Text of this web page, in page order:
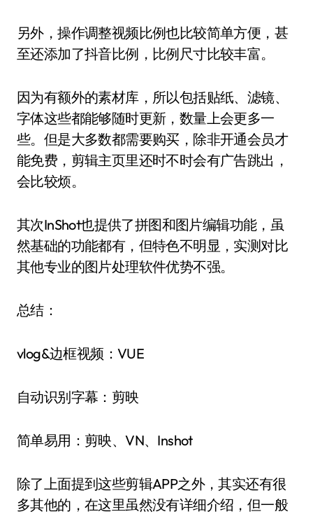
另外，操作调整视频比例也比较简单方便，甚
至还添加了抖音比例，比例尺寸比较丰富。
因为有额外的素材库，所以包括贴纸、滤镜、
字体这些都能够随时更新，数量上会更多一
些。但是大多数都需要购买，除非开通会员才
能免费，剪辑主页里还时不时会有广告跳出，
会比较烦。
其次InShot也提供了拼图和图片编辑功能，虽
然基础的功能都有，但特色不明显，实测对比
其他专业的图片处理软件优势不强。
总结：
vlog&边框视频：VUE
自动识别字幕：剪映
简单易用：剪映、VN、Inshot
除了上面提到这些剪辑APP之外，其实还有很
多其他的，在这里虽然没有详细介绍，但一般